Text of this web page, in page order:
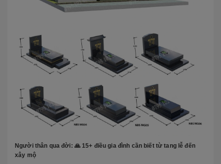
Người thân qua đời: 🙏 15+ điều gia đình cần biết từ tang lễ đến
xây mộ